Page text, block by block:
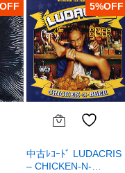
5%
中古ﾚｺｰﾄﾞ LUDACRIS
– CHICKEN-N-…